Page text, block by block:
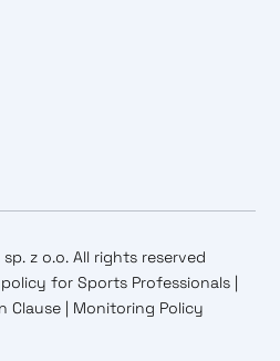
sp. z o.o. All rights reserved
for Sports Professionals
Clause
Monitoring Policy